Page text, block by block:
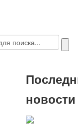
новости